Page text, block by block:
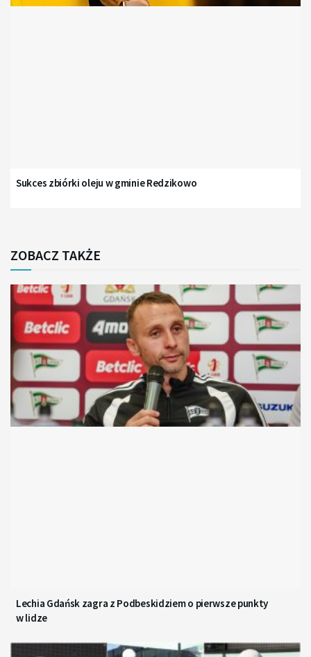
Sukces zbiórki oleju w gminie Redzikowo
ZOBACZ TAKŻE
Lechia Gdańsk zagra z Podbeskidziem o pierwsze punkty
w lidze